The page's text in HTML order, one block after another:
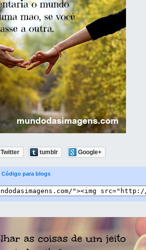
Twitter tumblr Google+
Código para blogs